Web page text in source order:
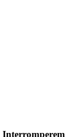
Interromperem